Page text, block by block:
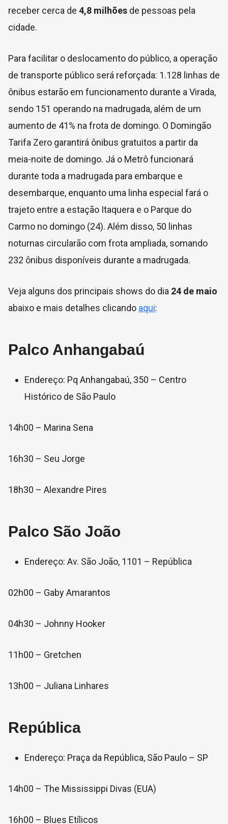
receber cerca de 4,8 milhões de pessoas pela
cidade.
Para facilitar o deslocamento do público, a operação
de transporte público será reforçada: 1.128 linhas de
ônibus estarão em funcionamento durante a Virada,
sendo 151 operando na madrugada, além de um
aumento de 41% na frota de domingo. O Domingão
Tarifa Zero garantirá ônibus gratuitos a partir da
meia-noite de domingo. Já o Metrô funcionará
durante toda a madrugada para embarque e
desembarque, enquanto uma linha especial fará o
trajeto entre a estação Itaquera e o Parque do
Carmo no domingo (24). Além disso, 50 linhas
noturnas circularão com frota ampliada, somando
232 ônibus disponíveis durante a madrugada.
Veja alguns dos principais shows do dia 24 de maio
abaixo e mais detalhes clicando aqui:
Palco Anhangabaú
Endereço: Pq Anhangabaú, 350 – Centro
Histórico de São Paulo
14h00 – Marina Sena
16h30 – Seu Jorge
18h30 – Alexandre Pires
Palco São João
Endereço: Av. São João, 1101 – República
02h00 – Gaby Amarantos
04h30 – Johnny Hooker
11h00 – Gretchen
13h00 – Juliana Linhares
República
Endereço: Praça da República, São Paulo – SP
14h00 – The Mississippi Divas (EUA)
16h00 – Blues Etílicos